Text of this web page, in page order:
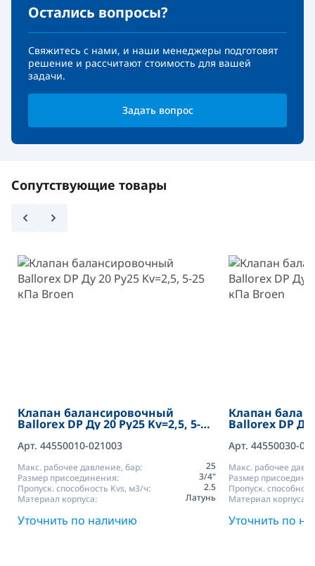
Остались вопросы?
Свяжитесь с нами, и наши менеджеры подготовят
решение и рассчитают стоимость для вашей
задачи.
Задать вопрос
Сопутствующие товары
Клапан балансировочный
Ballorex DP Ду 20 Pу25 Kv=2,5, 5-25
Арт. 44550010-021003
Макс. рабочее давление, бар:
25
Размер присоединения:
3/4"
Пропуск. способность Kvs, м3/ч:
2.5
Материал корпуса:
Латунь
Уточнить по наличию
Клапан
Ballorex DP Ду
Арт. 44550030-
Макс. рабочее
Размер
Пропуск.
Материал корпуса:
Уточнить по